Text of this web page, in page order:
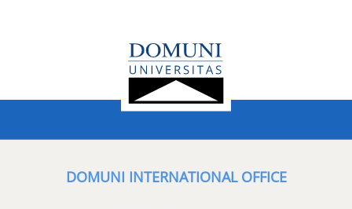
DOMUNI INTERNATIONAL OFFICE